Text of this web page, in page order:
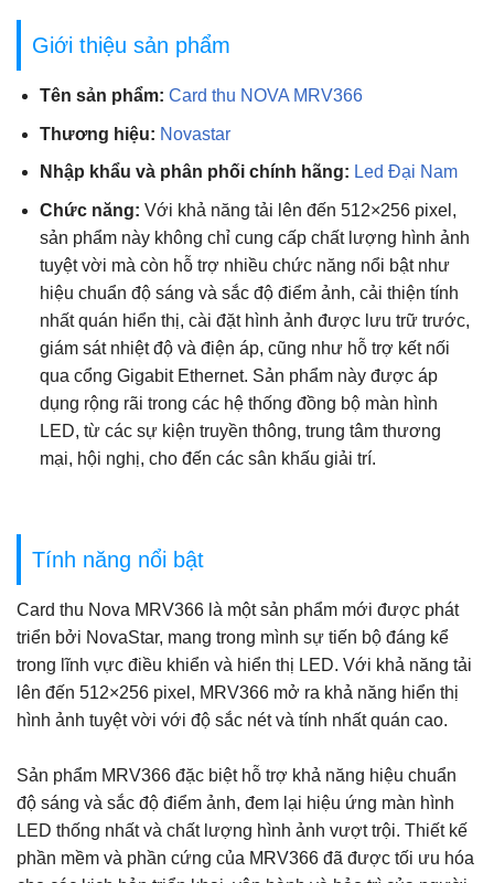
Giới thiệu sản phẩm
Tên sản phẩm: Card thu NOVA MRV366
Thương hiệu: Novastar
Nhập khẩu và phân phối chính hãng: Led Đại Nam
Chức năng: Với khả năng tải lên đến 512×256 pixel,
sản phẩm này không chỉ cung cấp chất lượng hình ảnh
tuyệt vời mà còn hỗ trợ nhiều chức năng nổi bật như
hiệu chuẩn độ sáng và sắc độ điểm ảnh, cải thiện tính
nhất quán hiển thị, cài đặt hình ảnh được lưu trữ trước,
giám sát nhiệt độ và điện áp, cũng như hỗ trợ kết nối
qua cổng Gigabit Ethernet. Sản phẩm này được áp
dụng rộng rãi trong các hệ thống đồng bộ màn hình
LED, từ các sự kiện truyền thông, trung tâm thương
mại, hội nghị, cho đến các sân khấu giải trí.
Tính năng nổi bật
Card thu Nova MRV366 là một sản phẩm mới được phát
triển bởi NovaStar, mang trong mình sự tiến bộ đáng kể
trong lĩnh vực điều khiển và hiển thị LED. Với khả năng tải
lên đến 512×256 pixel, MRV366 mở ra khả năng hiển thị
hình ảnh tuyệt vời với độ sắc nét và tính nhất quán cao.
Sản phẩm MRV366 đặc biệt hỗ trợ khả năng hiệu chuẩn
độ sáng và sắc độ điểm ảnh, đem lại hiệu ứng màn hình
LED thống nhất và chất lượng hình ảnh vượt trội. Thiết kế
phần mềm và phần cứng của MRV366 đã được tối ưu hóa